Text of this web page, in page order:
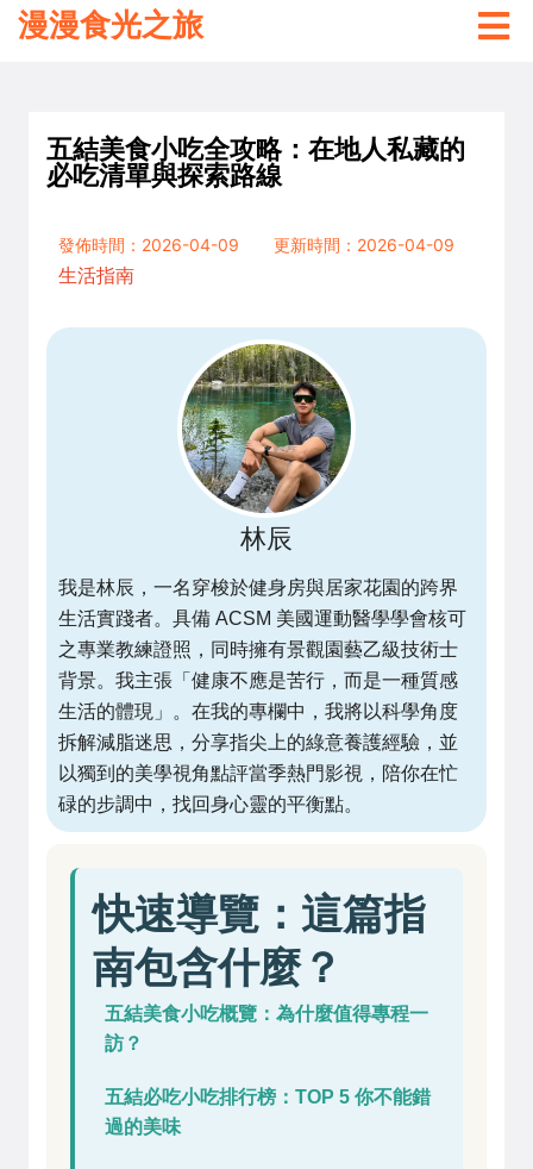
漫漫食光之旅
五結美食小吃全攻略：在地人私藏的
必吃清單與探索路線
發佈時間：2026-04-09
更新時間：2026-04-09
生活指南
林辰
我是林辰，一名穿梭於健身房與居家花園的跨界
生活實踐者。具備 ACSM 美國運動醫學學會核可
之專業教練證照，同時擁有景觀園藝乙級技術士
背景。我主張「健康不應是苦行，而是一種質感
生活的體現」。在我的專欄中，我將以科學角度
拆解減脂迷思，分享指尖上的綠意養護經驗，並
以獨到的美學視角點評當季熱門影視，陪你在忙
碌的步調中，找回身心靈的平衡點。
快速導覽：這篇指
南包含什麼？
五結美食小吃概覽：為什麼值得專程一
訪？
五結必吃小吃排行榜：TOP 5 你不能錯
過的美味